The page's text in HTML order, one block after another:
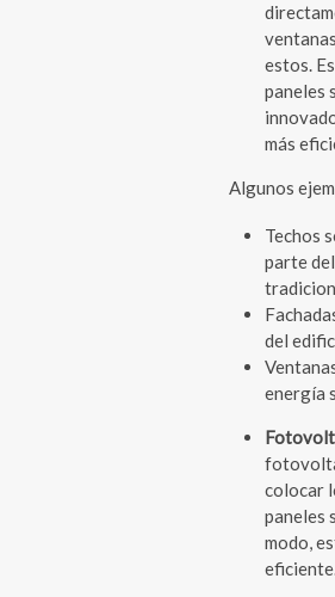
estos.
paneles
más
Algunos
Techos
parte
del
energía
colocar
paneles
modo,